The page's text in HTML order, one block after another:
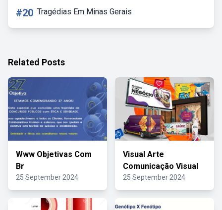
#20 Tragédias Em Minas Gerais
Related Posts
Www Objetivas Com
Br
25 September 2024
Visual Arte
Comunicação Visual
25 September 2024